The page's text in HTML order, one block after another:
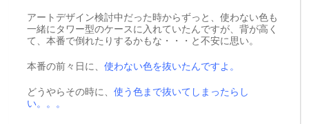
アートデザイン検討中だった時からずっと、使わない色も
一緒にタワー型のケースに入れていたんですが、背が高く
て、本番で倒れたりするかもな・・・と不安に思い。
本番の前々日に、使わない色を抜いたんですよ。
どうやらその時に、使う色まで抜いてしまったらし
い。。。